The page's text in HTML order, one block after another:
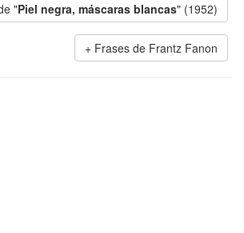
"Piel negra, máscaras blancas" (1952)
Frases de Frantz Fanon